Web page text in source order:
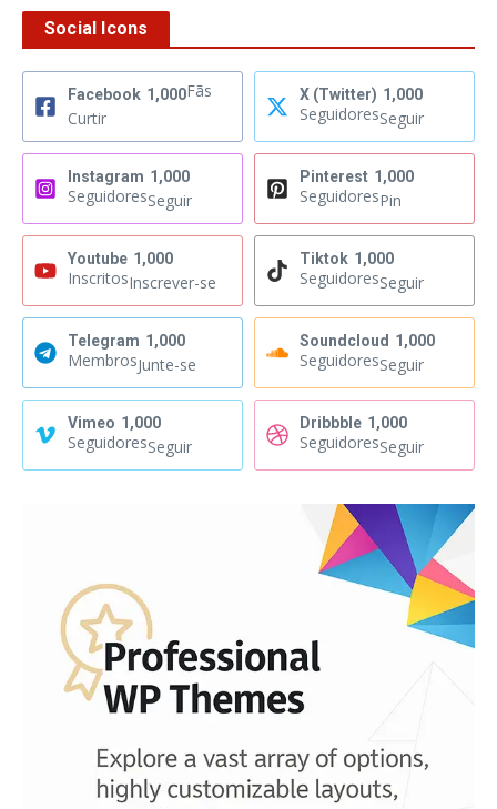
Social Icons
Facebook 1,000Fãs
Curtir
X (Twitter) 1,000
SeguidoresSeguir
Instagram 1,000
SeguidoresSeguir
Pinterest 1,000
SeguidoresPin
Youtube 1,000
InscritosInscrever-se
Tiktok 1,000
SeguidoresSeguir
Telegram 1,000
MembrosJunte-se
Soundcloud 1,000
SeguidoresSeguir
Vimeo 1,000
SeguidoresSeguir
Dribbble 1,000
SeguidoresSeguir